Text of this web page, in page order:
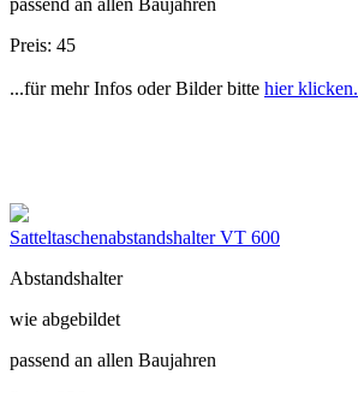
Preis: 45
...für mehr Infos oder Bilder bitte hier klicken.
Satteltaschenabstandshalter VT 600
Abstandshalter
wie abgebildet
passend an allen Baujahren